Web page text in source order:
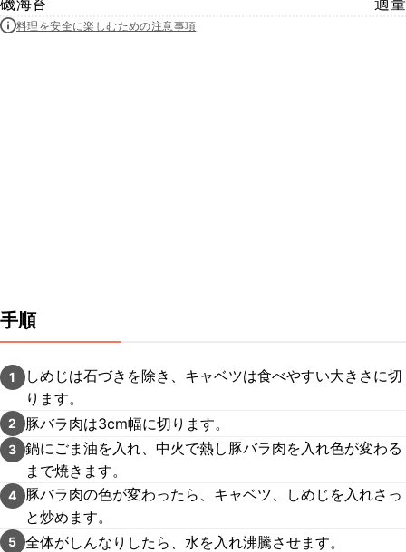
磯海苔
適量
料理を安全に楽しむための注意事項
手順
1
しめじは石づきを除き、キャベツは食べやすい大きさに切
ります。
2 豚バラ肉は3cm幅に切ります。
3 鍋にごま油を入れ、中火で熱し豚バラ肉を入れ色が変わる
まで焼きます。
4
豚バラ肉の色が変わったら、キャベツ、しめじを入れさっ
と炒めます。
5 全体がしんなりしたら、水を入れ沸騰させます。